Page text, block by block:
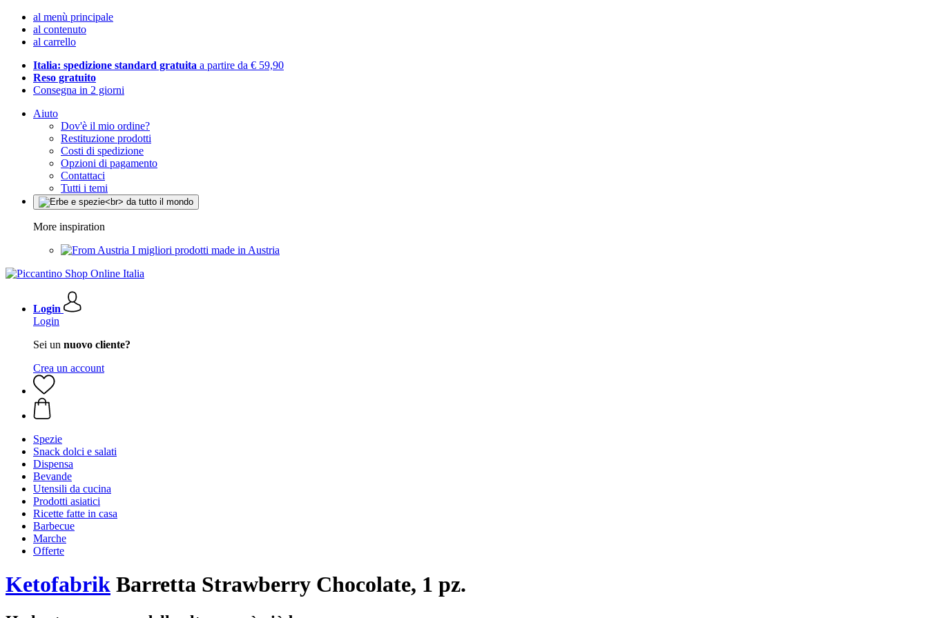
al menù principale
al contenuto
al carrello
Italia: spedizione standard gratuita a partire da € 59,90
Reso gratuito
Consegna in 2 giorni
Aiuto
Dov'è il mio ordine?
Restituzione prodotti
Costi di spedizione
Opzioni di pagamento
Contattaci
Tutti i temi
More inspiration
I migliori prodotti made in Austria
Login
Login
Sei un nuovo cliente?
Crea un account
Spezie
Snack dolci e salati
Dispensa
Bevande
Utensili da cucina
Prodotti asiatici
Ricette fatte in casa
Barbecue
Marche
Offerte
Ketofabrik Barretta Strawberry Chocolate, 1 pz.